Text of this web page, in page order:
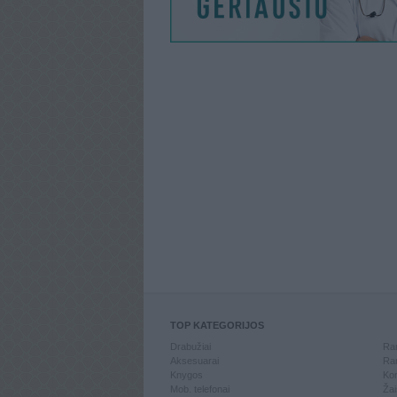
TOP KATEGORIJOS
Knygos
Mob. telefonai